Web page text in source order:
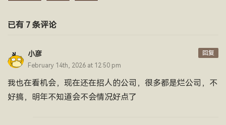
已有 7 条评论
小彦
February 14th, 2026 at 12:50 pm
我也在看机会，现在还在招人的公司，很多都是烂公司，不
好搞，明年不知道会不会情况好点了
回复